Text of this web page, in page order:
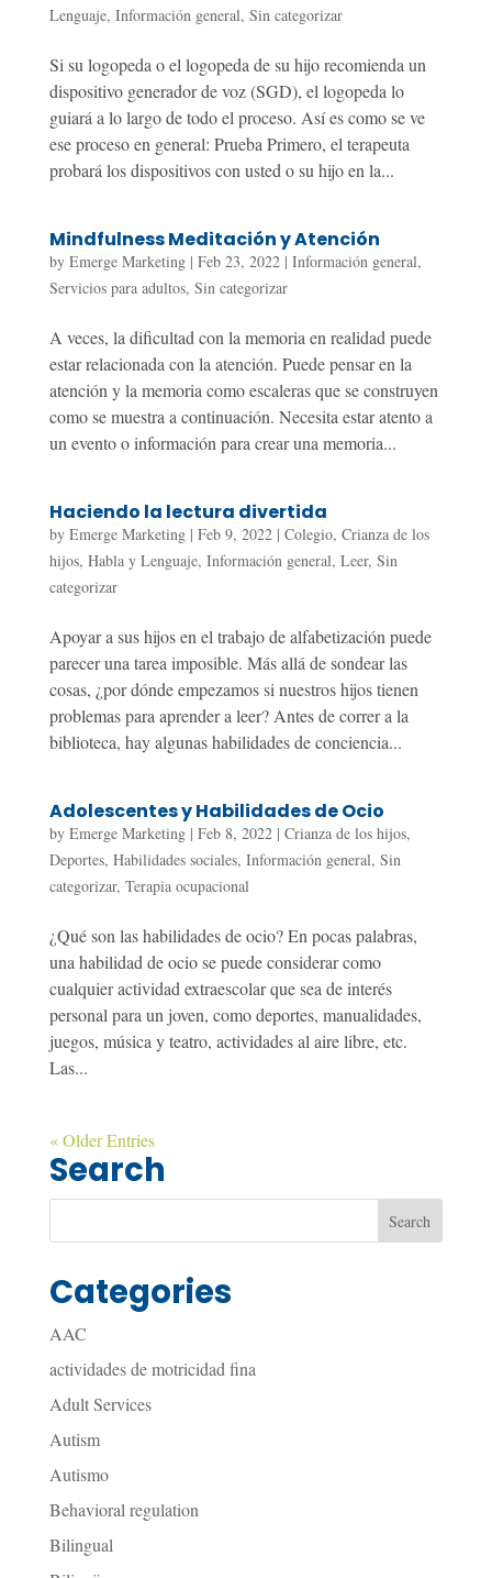
Lenguaje, Información general, Sin categorizar
Si su logopeda o el logopeda de su hijo recomienda un
dispositivo generador de voz (SGD), el logopeda lo
guiará a lo largo de todo el proceso. Así es como se ve
ese proceso en general: Prueba Primero, el terapeuta
probará los dispositivos con usted o su hijo en la...
Mindfulness Meditación y Atención
by Emerge Marketing| Feb 23, 2022| Información general,
Servicios para adultos, Sin categorizar
A veces, la dificultad con la memoria en realidad puede
estar relacionada con la atención. Puede pensar en la
atención y la memoria como escaleras que se construyen
como se muestra a continuación. Necesita estar atento a
un evento o información para crear una memoria...
Haciendo la lectura divertida
by Emerge Marketing| Feb 9, 2022| Colegio, Crianza de los
hijos, Habla y Lenguaje, Información general, Leer, Sin
categorizar
Apoyar a sus hijos en el trabajo de alfabetización puede
parecer una tarea imposible. Más allá de sondear las
cosas, ¿por dónde empezamos si nuestros hijos tienen
problemas para aprender a leer? Antes de correr a la
biblioteca, hay algunas habilidades de conciencia...
Adolescentes y Habilidades de Ocio
by Emerge Marketing| Feb 8, 2022| Crianza de los hijos,
Deportes, Habilidades sociales, Información general, Sin
categorizar, Terapia ocupacional
¿Qué son las habilidades de ocio? En pocas palabras,
una habilidad de ocio se puede considerar como
cualquier actividad extraescolar que sea de interés
personal para un joven, como deportes, manualidades,
juegos, música y teatro, actividades al aire libre, etc.
Las...
« Older Entries
Search
Categories
AAC
actividades de motricidad fina
Adult Services
Autism
Autismo
Behavioral regulation
Bilingual